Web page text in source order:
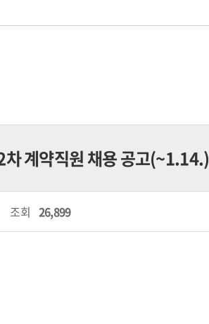
계약직원 채용 공고(~1.14.)
조회 26,899